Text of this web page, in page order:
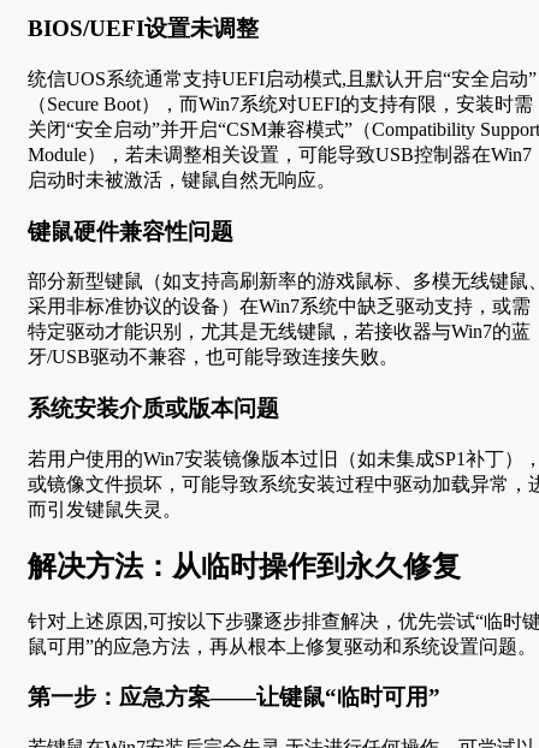
BIOS/UEFI设置未调整
统信UOS系统通常支持UEFI启动模式,且默认开启“安全启动”
（Secure Boot），而Win7系统对UEFI的支持有限，安装时需
关闭“安全启动”并开启“CSM兼容模式”（Compatibility Support
Module），若未调整相关设置，可能导致USB控制器在Win7
启动时未被激活，键鼠自然无响应。
键鼠硬件兼容性问题
部分新型键鼠（如支持高刷新率的游戏鼠标、多模无线键鼠
采用非标准协议的设备）在Win7系统中缺乏驱动支持，或需
特定驱动才能识别，尤其是无线键鼠，若接收器与Win7的蓝
牙/USB驱动不兼容，也可能导致连接失败。
系统安装介质或版本问题
若用户使用的Win7安装镜像版本过旧（如未集成SP1补丁）
或镜像文件损坏，可能导致系统安装过程中驱动加载异常，
而引发键鼠失灵。
解决方法：从临时操作到永久修复
针对上述原因,可按以下步骤逐步排查解决，优先尝试“临时
鼠可用”的应急方法，再从根本上修复驱动和系统设置问题。
第一步：应急方案——让键鼠“临时可用”